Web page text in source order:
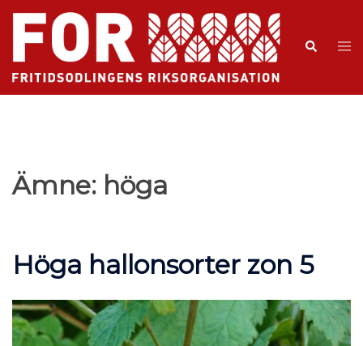
Ämne: höga
Höga hallonsorter zon 5